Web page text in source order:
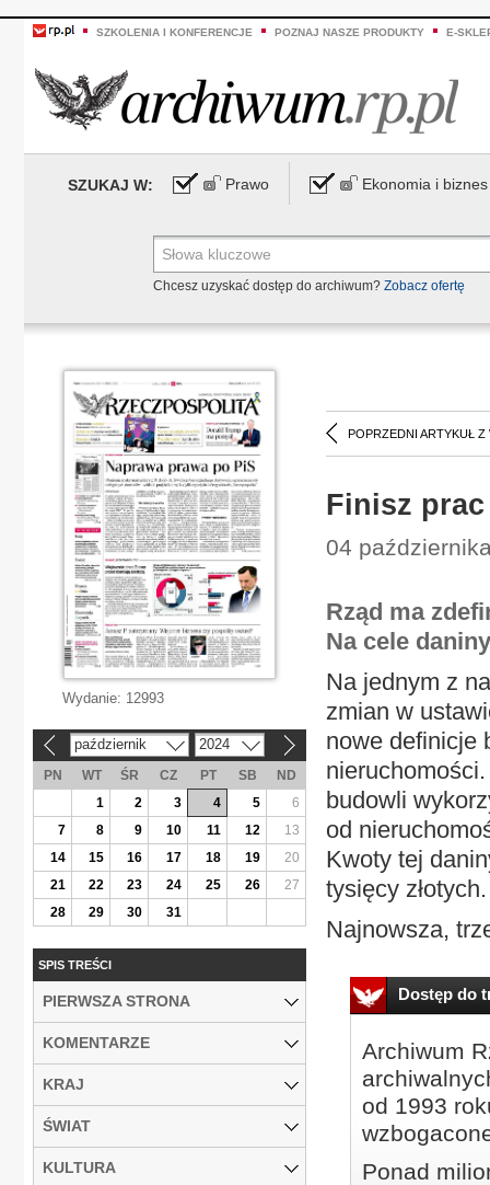
SZKOLENIA I KONFERENCJE POZNAJ NASZE PRODUKTY E-
SZUKAJ W: Prawo Ekonomia i biznes
Chcesz uzyskać dostęp do archiwum? Zobacz ofertę
POPRZEDNI ARTYKUŁ Z
Finisz
04
Rząd ma
Na cele
Na jednym z
zmian w
nowe definicje
budowli
od
Kwoty tej
tysięcy złotych.
Najnowsza,
Dostęp do
Archiwum
od 1993
Ponad
Wydanie: 12993
październik 2024
PN WT ŚR CZ PT SB
ND
1
2 3 4 5
6
7
8 9 10 11 12
13
14
15 16 17 18 19
20
21
22 23 24 25 26
27
28
29 30 31
SPIS TREŚCI
PIERWSZA STRONA
KOMENTARZE
KRAJ
ŚWIAT
KULTURA